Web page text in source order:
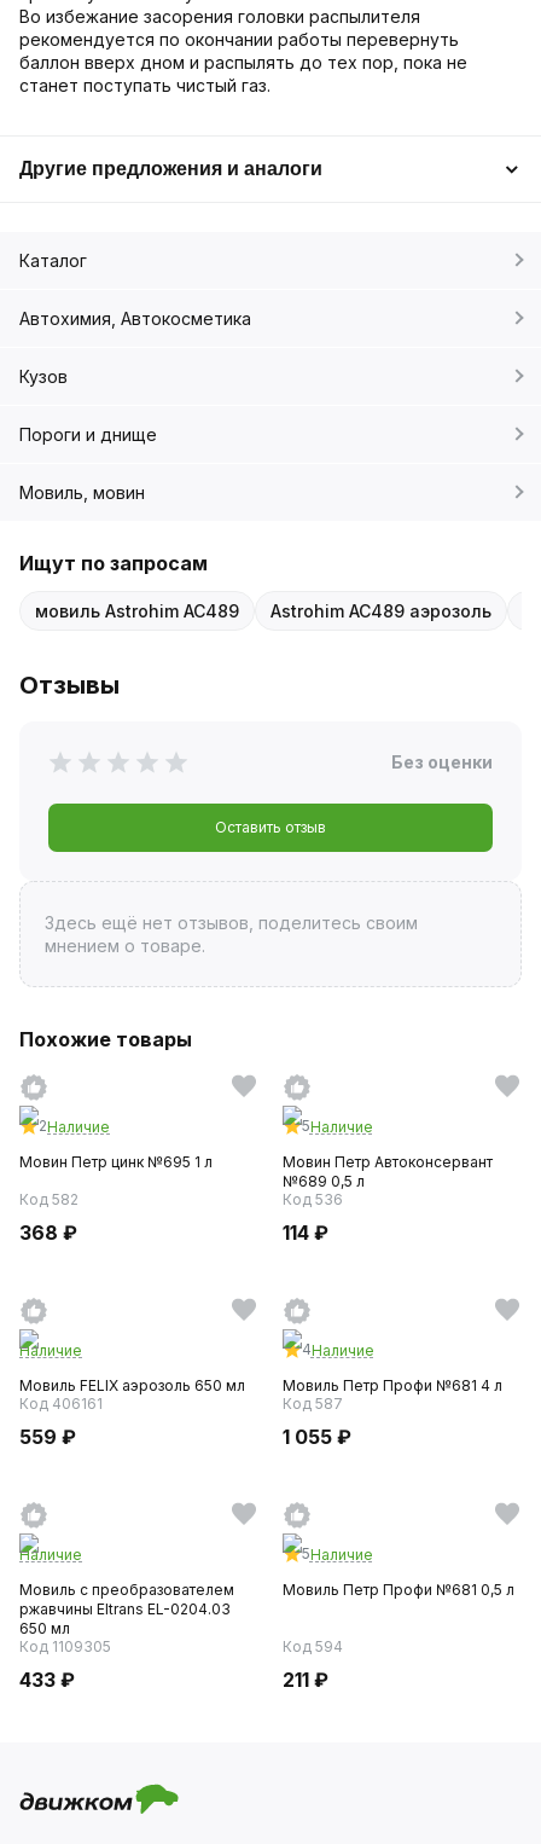
Во избежание засорения головки распылителя
рекомендуется по окончании работы перевернуть
баллон вверх дном и распылять до тех пор, пока не
станет поступать чистый газ.
Другие предложения и аналоги
Каталог
Автохимия, Автокосметика
Кузов
Пороги и днище
Мовиль, мовин
Ищут по запросам
мовиль Astrohim AC489 Astrohim AC489 аэрозоль
Отзывы
Без оценки
Оставить отзыв
Здесь ещё нет отзывов, поделитесь своим
мнением о товаре.
Похожие товары
2Наличие
Мовин Петр цинк №695 1 л
Код 582
368 ₽
5Наличие
Мовин Петр Автоконсервант
№689 0,5 л
Код 536
114 ₽
Наличие
Мовиль FELIX аэрозоль 650 мл
Код 406161
559 ₽
4Наличие
Мовиль Петр Профи №681 4 л
Код 587
1 055 ₽
Наличие
Мовиль с преобразователем
ржавчины Eltrans EL-0204.03
650 мл
Код 1109305
433 ₽
5Наличие
Мовиль Петр Профи №681 0,5 л
Код 594
211 ₽